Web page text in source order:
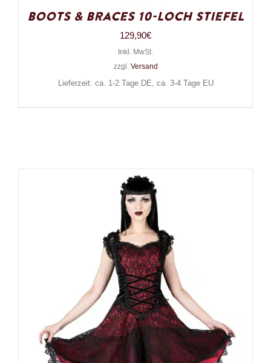
Boots & Braces 10-Loch Stiefel
129,90€
Inkl. MwSt.
zzgl. Versand
Lieferzeit: ca. 1-2 Tage DE, ca. 3-4 Tage EU